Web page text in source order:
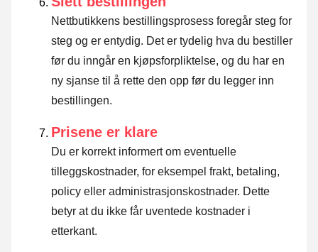
Nettbutikkens bestillingsprosess foregår steg for
steg og er entydig. Det er tydelig hva du bestiller
før du inngår en kjøpsforpliktelse, og du har en
ny sjanse til å rette den opp før du legger inn
bestillingen.
Prisene er klare
Du er korrekt informert om eventuelle
tilleggskostnader, for eksempel frakt, betaling,
policy eller administrasjonskostnader. Dette
betyr at du ikke får uventede kostnader i
etterkant.